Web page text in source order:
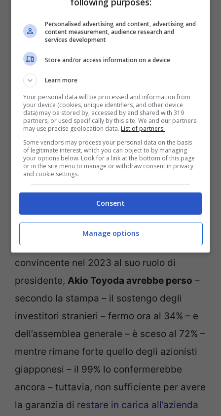
che hanno portato Toyoda stesso a dare
per scontato o quasi un suo addio alla
presidenza di Toyota.
Il CEO Akio Toyoda è parso rassegnato al suo futuro in
Toyota (Ansa) – Ladra di Biciclette.it
Rieletto con una maggioranza abbastanza
convincente nel 2023 al suo ruolo di
presidente, Akio Toyoda avrebbe perso –
secondo la stampa – il sostengo degli
investitori stranieri – fermo ora al 34% – e
dell’assemblea generale – è sceso al 72% –
mentre rimane forte quello degli azionisti
giapponesi – il 99% lo confermerebbe
ancora – tuttavia, non sufficiente per avere
la garanzia di restare in carica all’azienda
Personalised advertising and content, advertising and
content measurement, audience research and
services development
Store and/or access information on a device
Learn more
Your personal data will be processed and information from
your device (cookies, unique identifiers, and other device
data) may be stored by, accessed by and shared with 319
partners, or used specifically by this site. We and our partners
may use precise geolocation data. List of partners.
Some vendors may process your personal data on the basis
of legitimate interest, which you can object to by managing
your options below. Look for a link at the bottom of this page
or in the site menu to manage or withdraw consent in privacy
and cookie settings.
Consent
Manage options